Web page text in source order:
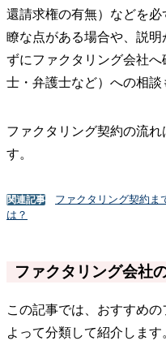
還請求権の有無）などを
瞭な点がある場合や、説
ずにファクタリング会社
士・弁護士など）への相談
ファクタリング契約の流
す。
関連記事
ファクタリング契約ま
は？
ファクタリング会社
この記事では、おすすめ
よって分類して紹介します